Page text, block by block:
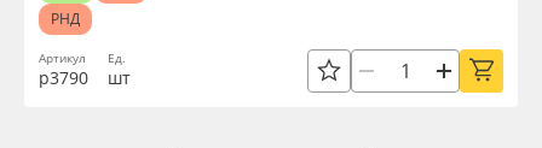
Артикул
р3790
Ед.
шт
РНД